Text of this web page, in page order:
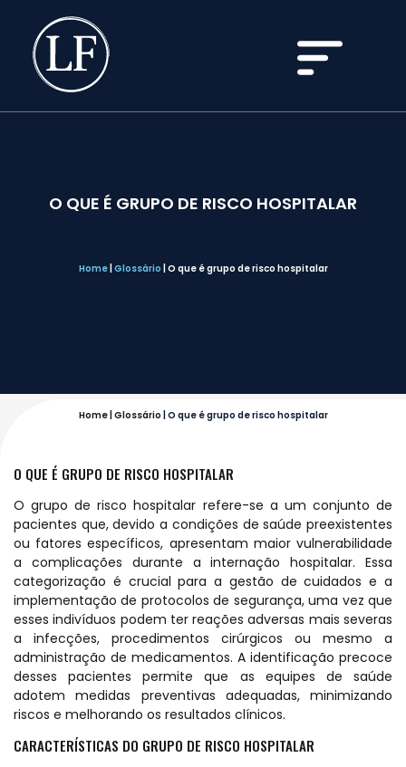
O QUE É GRUPO DE RISCO HOSPITALAR
Home| Glossário O que é grupo de risco hospitalar
Home| Glossário O que é grupo de risco hospitalar
O QUE É GRUPO DE RISCO HOSPITALAR
O grupo de risco hospitalar refere-se a um conjunto de
pacientes que, devido a condições de saúde preexistentes
ou fatores específicos, apresentam maior vulnerabilidade
a complicações durante a internação hospitalar. Essa
categorização é crucial para a gestão de cuidados e a
implementação de protocolos de segurança, uma vez que
esses indivíduos podem ter reações adversas mais severas
a infecções, procedimentos cirúrgicos ou mesmo a
administração de medicamentos. A identificação precoce
desses pacientes permite que as equipes de saúde
adotem medidas preventivas adequadas, minimizando
riscos e melhorando os resultados clínicos.
CARACTERÍSTICAS DO GRUPO DE RISCO HOSPITALAR